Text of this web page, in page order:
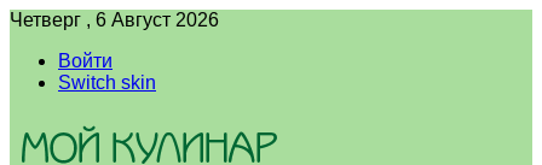
Четверг , 6 Август 2026
Войти
Switch skin